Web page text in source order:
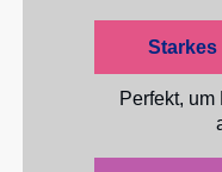
Starkes
Perfekt,